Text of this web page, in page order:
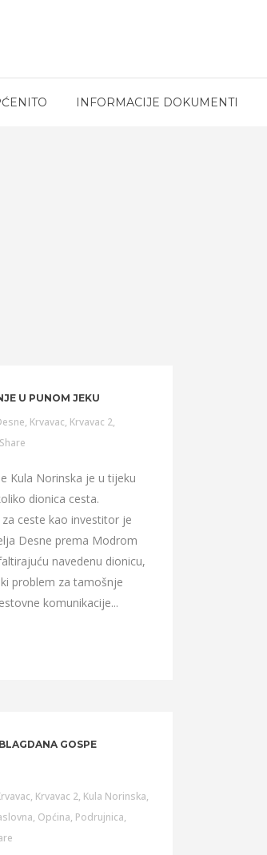
INFORMACIJE DOKUMENTI
U PUNOM JEKU
, Krvavac, Krvavac 2,
Share
Kula Norinska je u tijeku
dionica cesta.
ceste kao investitor je
Desne prema Modrom
navedenu dionicu,
problem za tamošnje
komunikacije...
GOSPE
, Krvavac 2, Kula Norinska,
, Općina, Podrujnica,